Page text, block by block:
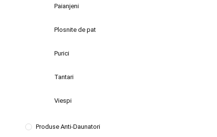
Paianjeni
Plosnite de pat
Purici
Tantari
Viespi
Produse Anti-Daunatori